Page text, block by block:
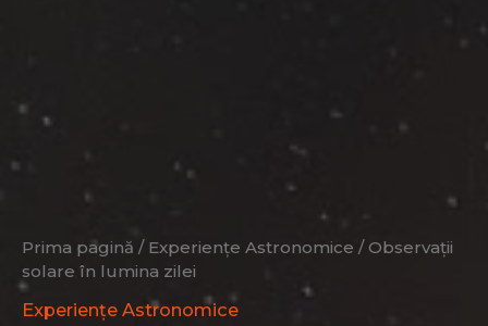
Prima pagină / Experiențe Astronomice / Observații
solare în lumina zilei
Experiențe Astronomice